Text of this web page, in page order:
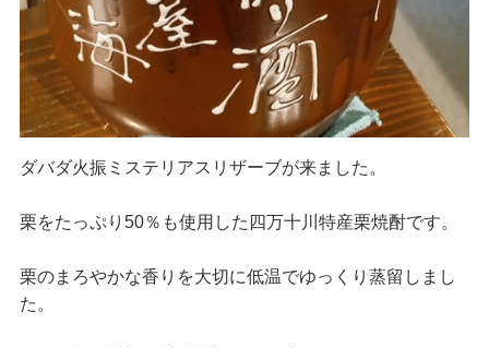
ダバダ火振ミステリアスリザーブが来ました。
栗をたっぷり50％も使用した四万十川特産栗焼酎です。
栗のまろやかな香りを大切に低温でゆっくり蒸留しまし
た。